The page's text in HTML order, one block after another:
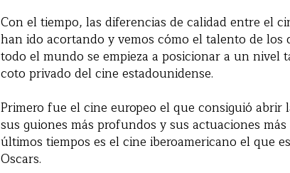
Con el tiempo, las diferencias de calidad entre el
han ido acortando y vemos cómo el talento de
todo el mundo se empieza a posicionar a un
coto privado del cine estadounidense.
Primero fue el cine europeo el que consiguió
sus guiones más profundos y sus actuaciones
últimos tiempos es el cine iberoamericano el que
Oscars.